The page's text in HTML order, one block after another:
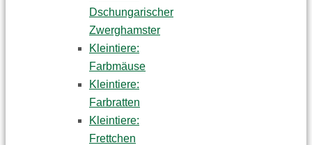
Dschungarischer
Zwerghamster
Kleintiere:
Farbmäuse
Kleintiere:
Farbratten
Kleintiere:
Frettchen